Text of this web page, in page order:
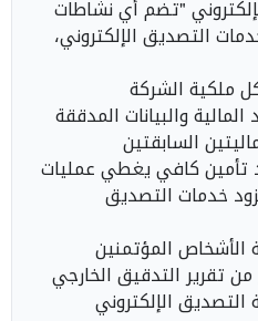
"تضم أي نشاطات
التصديق الإلكتروني،
ملكية الشركة
المالية والبيانات المدققة
السابقتين
تأمين كافي يغطي عمليات
خدمات التصديق
الأشخاص المؤتمنين
التصديق الإلكتروني